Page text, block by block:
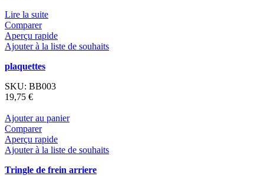
Lire la suite
Comparer
Aperçu rapide
Ajouter à la liste de souhaits
plaquettes
SKU: BB003
19,75 €
Ajouter au panier
Comparer
Aperçu rapide
Ajouter à la liste de souhaits
Tringle de frein arriere